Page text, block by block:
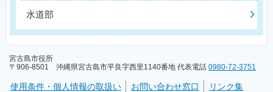
水道部
宮古島市役所
〒906-8501 沖縄県宮古島市平良字西里1140番地 代表電話 0980-72-3751
使用条件・個人情報の取扱い お問い合わせ窓口 リンク集